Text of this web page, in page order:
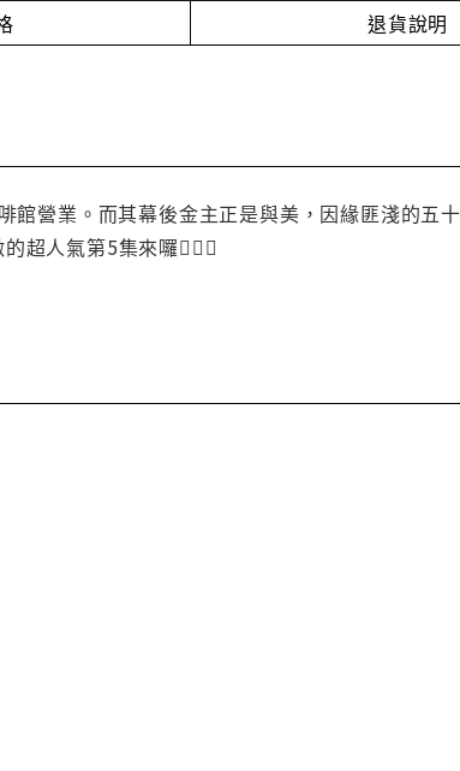
退貨說明
館營業。而其幕後金主正是與美，因緣匪淺的五
超人氣第5集來囉！！